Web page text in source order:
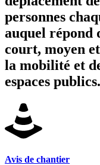
personnes
auquel répond
court, moyen
la mobilité et
espaces publics.
Avis de chantier